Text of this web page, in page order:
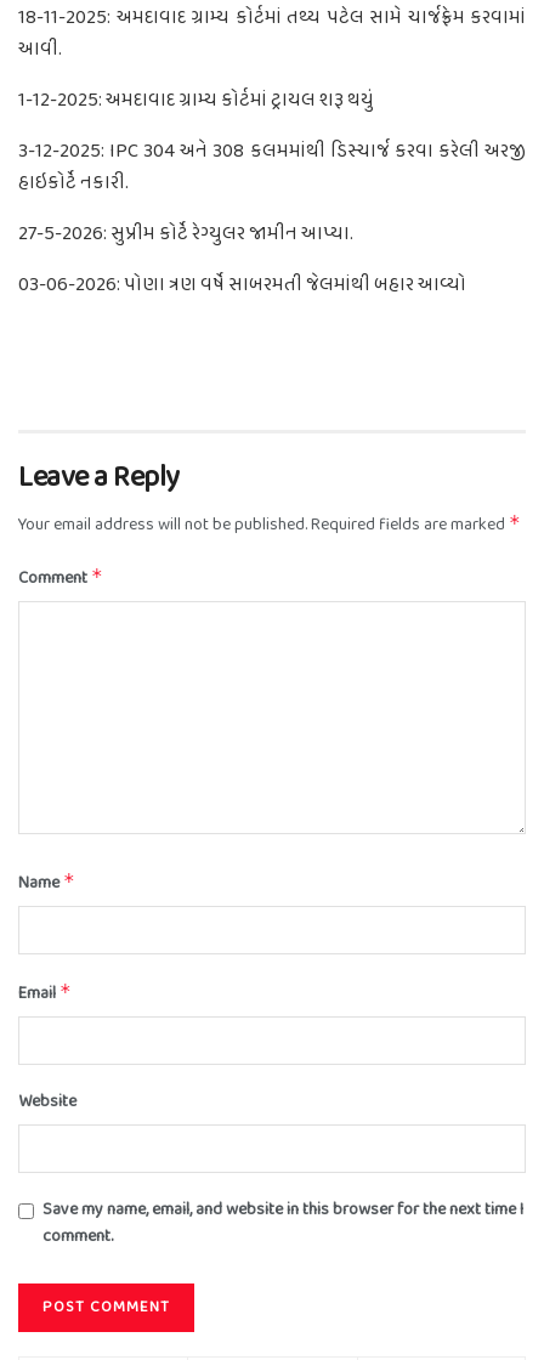
18-11-2025: અમદાવાદ ગ્રામ્ય કોર્ટમાં તથ્ય પટેલ સામે ચાર્જફ્રેમ કરવામાં
આવી.
1-12-2025: અમદાવાદ ગ્રામ્ય કોર્ટમાં ટ્રાયલ શરૂ થયું
3-12-2025: IPC 304 અને 308 કલમમાંથી ડિસ્ચાર્જ કરવા કરેલી અરજી
હાઇકોર્ટે નકારી.
27-5-2026: સુપ્રીમ કોર્ટે રેગ્યુલર જામીન આપ્યા.
03-06-2026: પોણા ત્રણ વર્ષે સાબરમતી જેલમાંથી બહાર આવ્યો
Leave a Reply
Your email address will not be published.Required fields are marked *
Comment *
Name*
Email *
Website
Save my name, email, and website in this browser for the next time I
comment.